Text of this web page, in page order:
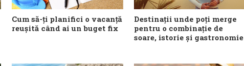
Cum să-ți planifici o vacanță
reușită când ai un buget fix
Destinații unde poți merge
pentru o combinație de
soare, istorie și gastronomie